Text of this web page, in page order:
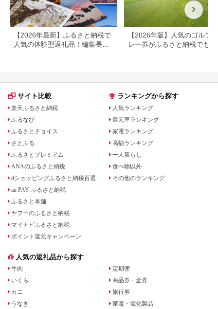
約_B030-007
【2026年最新】ふるさと納税で
人気の体験型返礼品！編集長お
【2026年版】人気のゴルフ
レー券がふるさと納税でもら
サイト比較
楽天ふるさと納税
ふるなび
ふるさとチョイス
さとふる
ふるさとプレミアム
ANAのふるさと納税
dショッピングふるさと納税百選
au PAY ふるさと納税
ふるさと本舗
ヤフーのふるさと納税
マイナビふるさと納税
ポイント還元キャンペーン
ランキングから探す
人気ランキング
還元率ランキング
家電ランキング
高額ランキング
一人暮らし
食べ物以外
その他のランキング
人気の返礼品から探す
牛肉
いくら
カニ
うなぎ
定期便
商品券・金券
旅行券
家電・電化製品